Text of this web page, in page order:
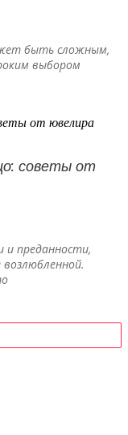
быть сложным,
выбором
советы от
и преданности,